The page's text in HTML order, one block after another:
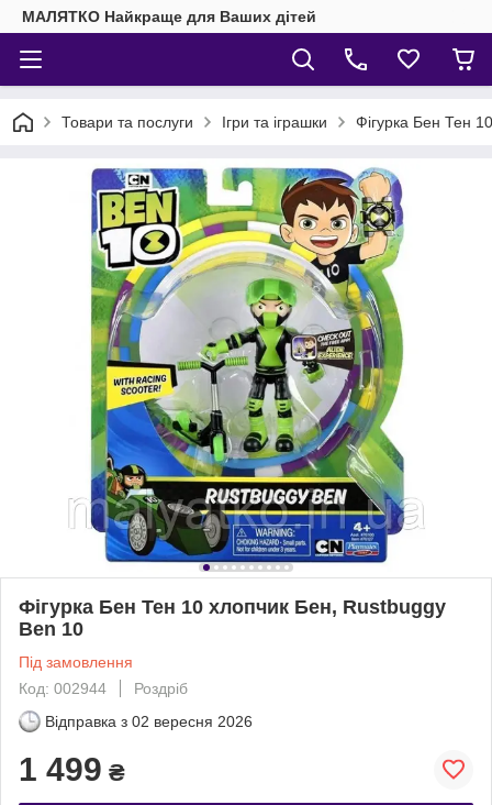
МАЛЯТКО Найкраще для Ваших дітей
Товари та послуги Ігри та іграшки Фігурка Бен Тен
Фігурка Бен Тен 10 хлопчик Бен, Rustbuggy
Ben 10
Під замовлення
Код: 002944
Роздріб
Відправка з 02 вересня 2026
1 499 ₴